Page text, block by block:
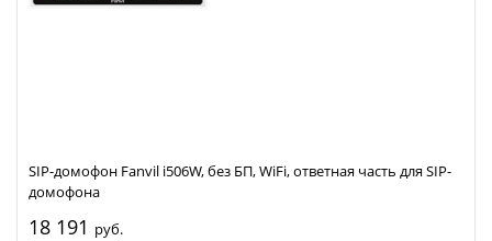
18 191 руб.
SIP-домофон Fanvil i506W, без БП, WiFi, ответная часть для SIP-
домофона